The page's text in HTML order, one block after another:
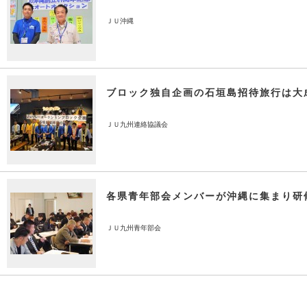
ＪＵ沖縄
ブロック独自企画の石垣島招待旅行は大
ＪＵ九州連絡協議会
各県青年部会メンバーが沖縄に集まり研
ＪＵ九州青年部会